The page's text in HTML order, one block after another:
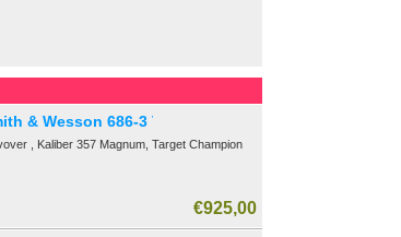
& Wesson 686-3 Target Champion
, Kaliber 357 Magnum, Target Champion
€925,00